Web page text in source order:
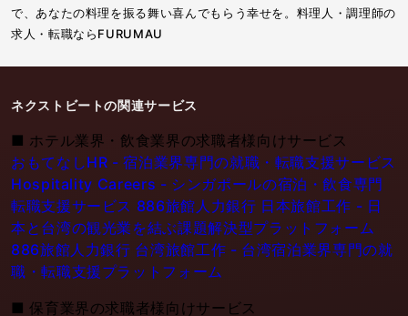
で、あなたの料理を振る舞い喜んでもらう幸せを。料理人・調理師の
求人・転職ならFURUMAU
ネクストビートの関連サービス
■ ホテル業界・飲食業界の求職者様向けサービス
おもてなしHR - 宿泊業界専門の就職・転職支援サービス
Hospitality Careers - シンガポールの宿泊・飲食専門
転職支援サービス 886旅館人力銀行 日本旅館工作 - 日
本と台湾の観光業を結ぶ課題解決型プラットフォーム
886旅館人力銀行 台湾旅館工作 - 台湾宿泊業界専門の就
職・転職支援プラットフォーム
■ 保育業界の求職者様向けサービス